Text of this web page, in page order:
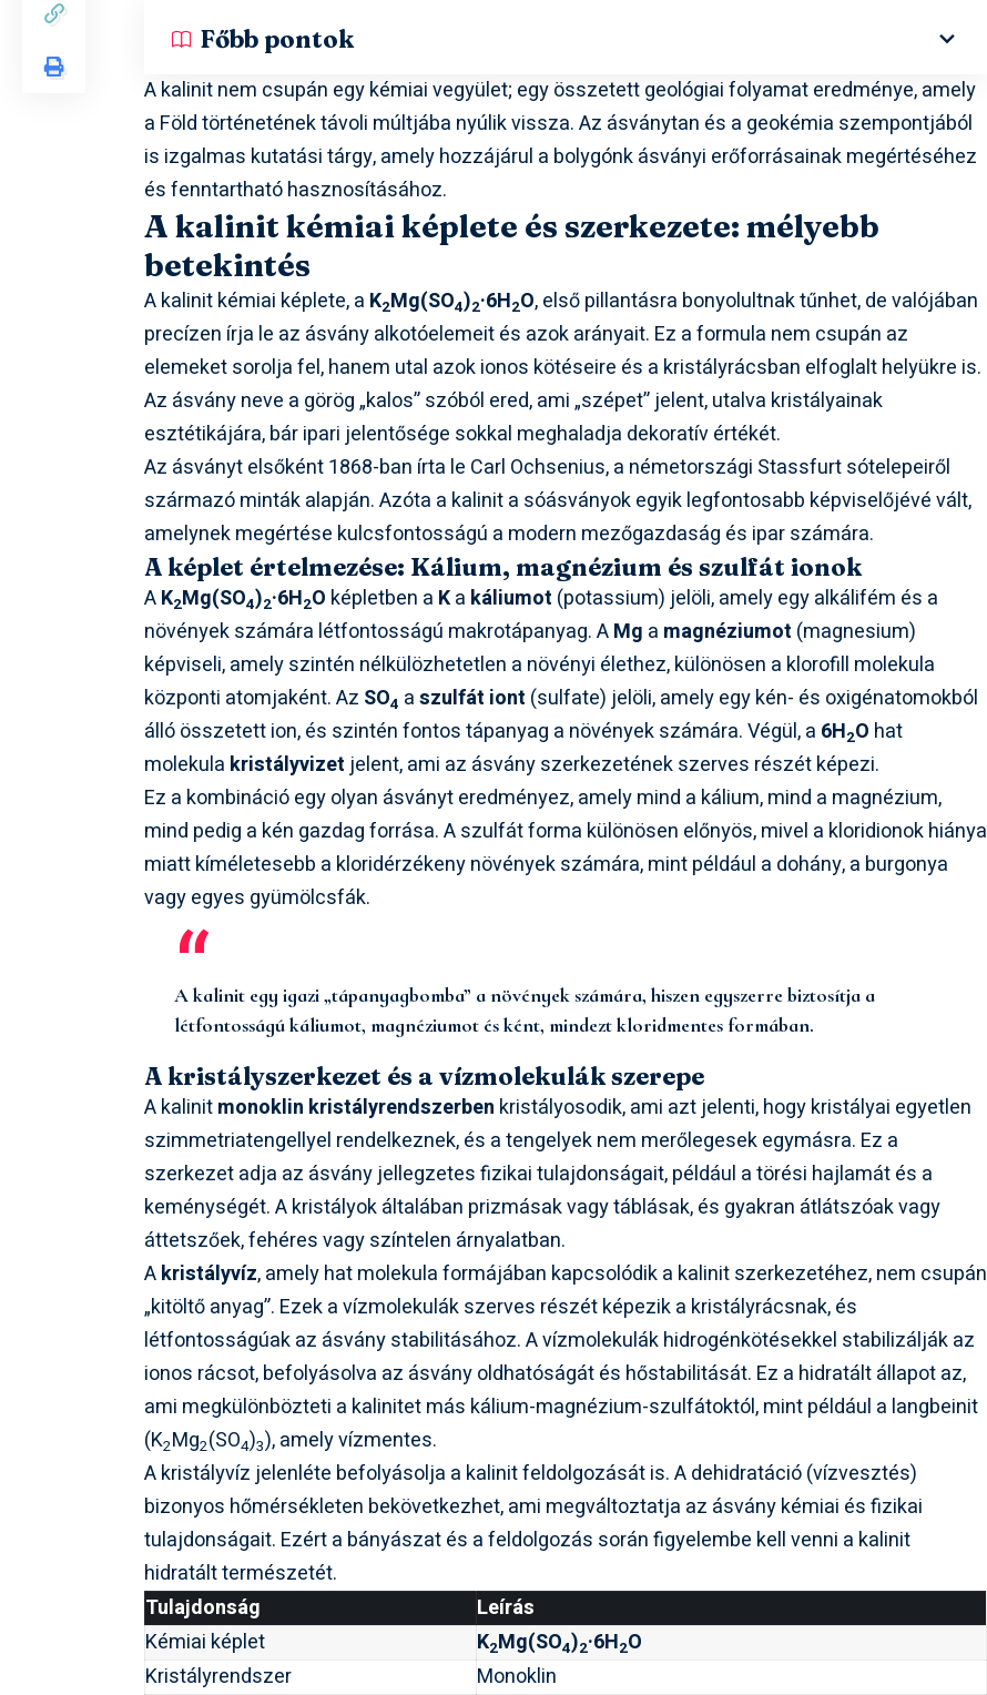
Főbb pontok
A kalinit nem csupán egy kémiai vegyület; egy összetett geológiai folyamat eredménye, amely
a Föld történetének távoli múltjába nyúlik vissza. Az ásványtan és a geokémia szempontjából
is izgalmas kutatási tárgy, amely hozzájárul a bolygónk ásványi erőforrásainak megértéséhez
és fenntartható hasznosításához.
A kalinit kémiai képlete és szerkezete: mélyebb
betekintés
A kalinit kémiai képlete, a K2Mg(SO4)2·6H2O, első pillantásra bonyolultnak tűnhet, de valójában
precízen írja le az ásvány alkotóelemeit és azok arányait. Ez a formula nem csupán az
elemeket sorolja fel, hanem utal azok ionos kötéseire és a kristályrácsban elfoglalt helyükre is.
Az ásvány neve a görög „kalos” szóból ered, ami „szépet” jelent, utalva kristályainak
esztétikájára, bár ipari jelentősége sokkal meghaladja dekoratív értékét.
Az ásványt elsőként 1868-ban írta le Carl Ochsenius, a németországi Stassfurt sótelepeiről
származó minták alapján. Azóta a kalinit a sóásványok egyik legfontosabb képviselőjévé vált,
amelynek megértése kulcsfontosságú a modern mezőgazdaság és ipar számára.
A képlet értelmezése: Kálium, magnézium és szulfát ionok
AK2Mg(SO4)2·6H2O képletben a Ka káliumot (potassium) jelöli, amely egy alkálifém és a
növények számára létfontosságú makrotápanyag. AMg a magnéziumot (magnesium)
képviseli, amely szintén nélkülözhetetlen a növényi élethez, különösen a klorofill molekula
központi atomjaként. Az SO4 aszulfát iont (sulfate) jelöli, amely egy kén- és oxigénatomokból
álló összetett ion, és szintén fontos tápanyag a növények számára. Végül, a 6H2O hat
molekula kristályvizet jelent, ami az ásvány szerkezetének szerves részét képezi.
Ez a kombináció egy olyan ásványt eredményez, amely mind a kálium, mind a magnézium,
mind pedig a kén gazdag forrása. A szulfát forma különösen előnyös, mivel a kloridionok hiánya
miatt kíméletesebb a kloridérzékeny növények számára, mint például a dohány, a burgonya
vagy egyes gyümölcsfák.
A kalinit egy igazi „tápanyagbomba” a növények számára, hiszen egyszerre biztosítja a
létfontosságú káliumot, magnéziumot és ként, mindezt kloridmentes formában.
A kristályszerkezet és a vízmolekulák szerepe
A kalinitmonoklin kristályrendszerben kristályosodik, ami azt jelenti, hogy kristályai egyetlen
szimmetriatengellyel rendelkeznek, és a tengelyek nem merőlegesek egymásra. Ez a
szerkezet adja az ásvány jellegzetes fizikai tulajdonságait, például a törési hajlamát és a
keménységét. A kristályok általában prizmásak vagy táblásak, és gyakran átlátszóak vagy
áttetszőek, fehéres vagy színtelen árnyalatban.
Akristályvíz, amely hat molekula formájában kapcsolódik a kalinit szerkezetéhez, nem csupán
„kitöltő anyag”. Ezek a vízmolekulák szerves részét képezik a kristályrácsnak, és
létfontosságúak az ásvány stabilitásához. A vízmolekulák hidrogénkötésekkel stabilizálják az
ionos rácsot, befolyásolva az ásvány oldhatóságát és hőstabilitását. Ez a hidratált állapot az,
ami megkülönbözteti a kalinitet más kálium-magnézium-szulfátoktól, mint például a langbeinit
(K2Mg2(SO4)3), amely vízmentes.
A kristályvíz jelenléte befolyásolja a kalinit feldolgozását is. A dehidratáció (vízvesztés)
bizonyos hőmérsékleten bekövetkezhet, ami megváltoztatja az ásvány kémiai és fizikai
tulajdonságait. Ezért a bányászat és a feldolgozás során figyelembe kell venni a kalinit
hidratált természetét.
Tulajdonság
Leírás
Kémiai képlet
K2Mg(SO4)2·6H2O
Kristályrendszer
Monoklin